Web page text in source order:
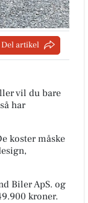
Del artikel
vil du bare
har
koster måske
Biler ApS. og
kroner.